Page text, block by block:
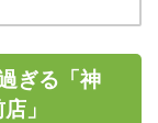
ぎる「神
」